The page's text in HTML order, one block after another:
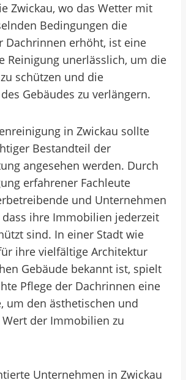
Zwickau, wo das Wetter mit
Bedingungen die
Dachrinnen erhöht, ist eine
Reinigung unerlässlich, um die
schützen und die
Gebäudes zu verlängern.
in Zwickau sollte
Bestandteil der
angesehen werden. Durch
erfahrener Fachleute
und Unternehmen
ihre Immobilien jederzeit
sind. In einer Stadt wie
ihre vielfältige Architektur
Gebäude bekannt ist, spielt
Pflege der Dachrinnen eine
um den ästhetischen und
der Immobilien zu
Unternehmen in Zwickau